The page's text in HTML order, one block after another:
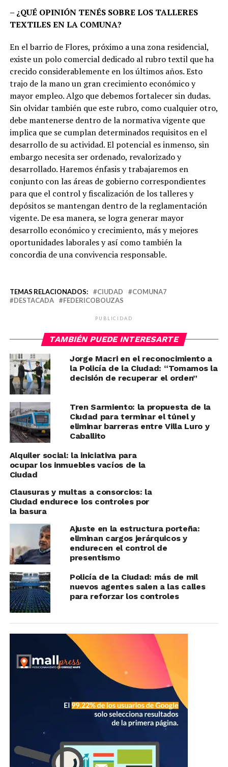
– ¿QUÉ OPINIÓN TENÉS SOBRE LOS TALLERES
TEXTILES EN LA COMUNA?
En el barrio de Flores, próximo a una zona residencial,
existe un polo comercial dedicado al rubro textil que ha
crecido considerablemente en los últimos años. Esto
trajo de la mano un gran crecimiento económico y
mayor empleo. Algo que debemos fortalecer sin dudas.
Sin olvidar también que este rubro, como cualquier otro,
debe mantenerse dentro de la normativa vigente que
implica que se cumplan determinados requisitos en el
desarrollo de su actividad. El potencial es inmenso, sin
embargo necesita ser ordenado, revalorizado y
desarrollado. Haremos énfasis y trabajaremos en
conjunto con las áreas de gobierno correspondientes
para que el control y fiscalización de los talleres y
depósitos se mantengan dentro de la reglamentación
vigente. De esa manera, se logra generar mayor
desarrollo económico y crecimiento, más y mejores
oportunidades laborales y así como también la
concordia de una convivencia responsable.
TEMAS RELACIONADOS: CIUDAD
COMUNA7
DESTACADA
FEDERICOBOUZAS
PUBLICIDAD
TAMBIÉN PUEDE INTERESARTE
Jorge Macri en el reconocimiento a
la Policía de la Ciudad: “Tomamos la
decisión de recuperar el orden”
Tren Sarmiento: la propuesta de la
Ciudad para terminar el túnel y
eliminar barreras entre Villa Luro y
Caballito
Alquiler social: la iniciativa para
ocupar los inmuebles vacíos de la
Ciudad
Clausuras y multas a consorcios: la
Ciudad endurece los controles por
la basura
Ajuste en la estructura porteña:
eliminan cargos jerárquicos y
endurecen el control de
presentismo
Policía de la Ciudad: más de mil
nuevos agentes salen a las calles
para reforzar los controles